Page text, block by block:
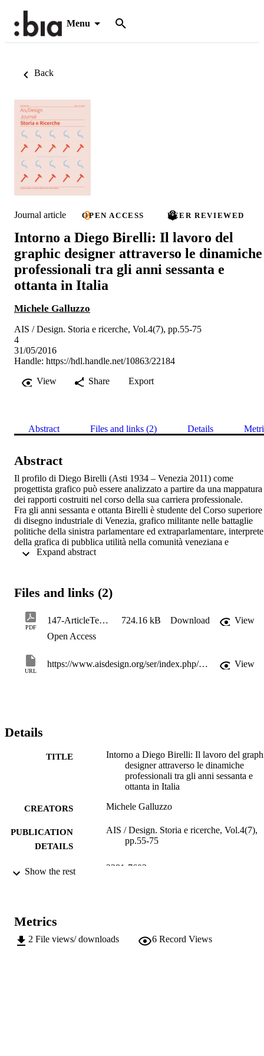
Menu
Back
Journal article OPEN ACCESS PEER REVIEWED
Intorno a Diego Birelli: Il lavoro del
graphic designer attraverso le dinamiche
professionali tra gli anni sessanta e
ottanta in Italia
Michele Galluzzo
AIS / Design. Storia e ricerche, Vol.4(7), pp.55-75
4
31/05/2016
Handle: https://hdl.handle.net/10863/22184
View
Share Export
Abstract Files and links (2) Details
Abstract
Il profilo di Diego Birelli (Asti 1934 – Venezia 2011) come
progettista grafico può essere analizzato a partire da una mappatura
dei rapporti costruiti nel corso della sua carriera professionale.
Fra gli anni sessanta e ottanta Birelli è studente del Corso superiore
di disegno industriale di Venezia, grafico militante nelle battaglie
politiche della sinistra parlamentare ed extraparlamentare, interprete
della grafica di pubblica utilità nella comunità veneziana e
protagonista del fermento dell’editoria italiana come art director per
progettuali e lavorative più ampie.
Files and links (2)
PDF
147-ArticleText-443-2-10-20210413 724.16 kB Download
View
Open Access
URL
https://www.aisdesign.org/ser/index.php/SeR/article/view/147 View
Details
TITLE
Intorno a Diego Birelli: Il lavoro del
designer attraverso le dinamiche
professionali tra gli anni sessanta e
ottanta in Italia
CREATORS Michele Galluzzo
PUBLICATION
DETAILS
AIS / Design. Storia e ricerche, Vol.4(7),
pp.55-75
ISSN 2281-7603
PAGES
Show the rest
Metrics
2 File views/ downloads 6 Record Views